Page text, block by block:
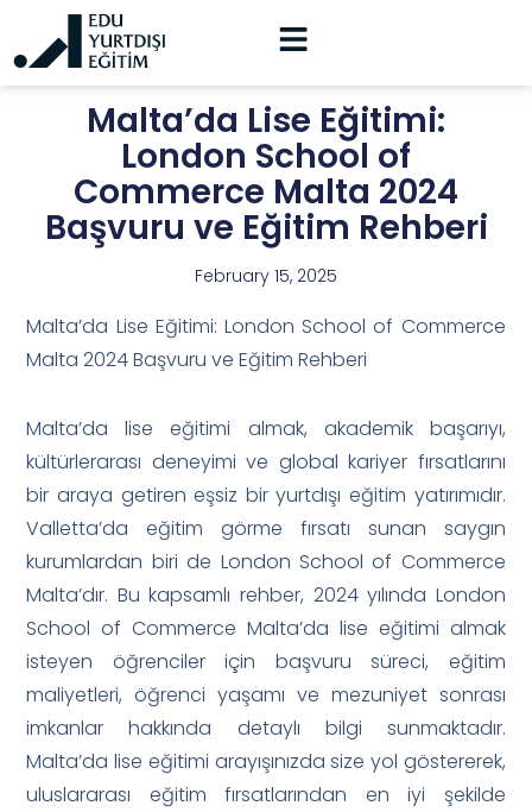
Malta’da Lise Eğitimi:
London School of
Commerce Malta 2024
Başvuru ve Eğitim Rehberi
February 15, 2025
Malta’da Lise Eğitimi: London School of Commerce
Malta 2024 Başvuru ve Eğitim Rehberi
Malta’da lise eğitimi almak, akademik başarıyı,
kültürlerarası deneyimi ve global kariyer fırsatlarını
bir araya getiren eşsiz bir yurtdışı eğitim yatırımıdır.
Valletta’da eğitim görme fırsatı sunan saygın
kurumlardan biri de London School of Commerce
Malta’dır. Bu kapsamlı rehber, 2024 yılında London
School of Commerce Malta’da lise eğitimi almak
isteyen öğrenciler için başvuru süreci, eğitim
maliyetleri, öğrenci yaşamı ve mezuniyet sonrası
imkanlar hakkında detaylı bilgi sunmaktadır.
Malta’da lise eğitimi arayışınızda size yol göstererek,
uluslararası eğitim fırsatlarından en iyi şekilde